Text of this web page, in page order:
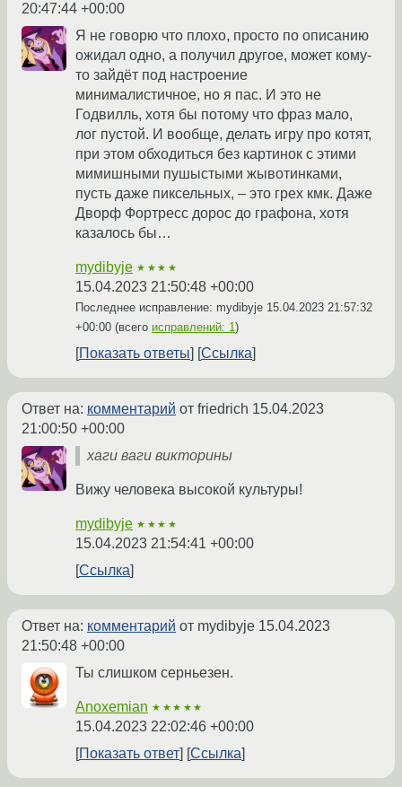
20:47:44 +00:00
Я не говорю что плохо, просто по описанию
ожидал одно, а получил другое, может кому-
то зайдёт под настроение
минималистичное, но я пас. И это не
Годвилль, хотя бы потому что фраз мало,
лог пустой. И вообще, делать игру про котят,
при этом обходиться без картинок с этими
мимишными пушыстыми жывотинками,
пусть даже пиксельных, – это грех кмк. Даже
Дворф Фортресс дорос до графона, хотя
казалось бы…
mydibyje ★★★★
15.04.2023 21:50:48 +00:00
Последнее исправление: mydibyje 15.04.2023 21:57:32
+00:00 (всего исправлений: 1 )
Показать ответы Ссылка
Ответ на: комментарий от friedrich 15.04.2023
21:00:50 +00:00
хаги ваги викторины
Вижу человека высокой культуры!
mydibyje ★★★★
15.04.2023 21:54:41 +00:00
Ссылка
Ответ на: комментарий от mydibyje 15.04.2023
21:50:48 +00:00
Ты слишком серньезен.
Anoxemian ★★★★★
15.04.2023 22:02:46 +00:00
Показать ответ
Ссылка